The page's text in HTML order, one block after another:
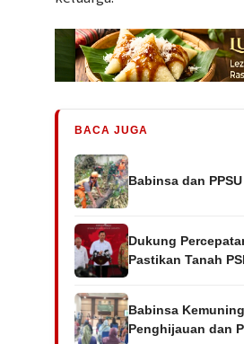
BACA JUGA
Babinsa dan
Dukung
Pastikan Tanah
Babinsa
Penghijauan dan